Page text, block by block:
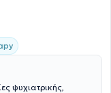
ψυχιατρικής,